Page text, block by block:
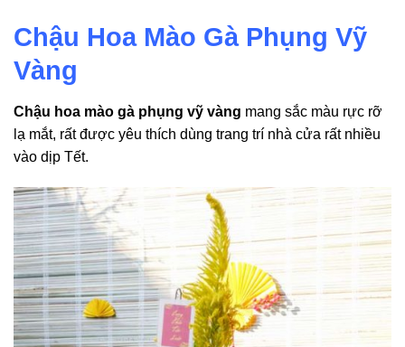
Chậu Hoa Mào Gà Phụng Vỹ
Vàng
Chậu hoa mào gà phụng vỹ vàng mang sắc màu rực rỡ
lạ mắt, rất được yêu thích dùng trang trí nhà cửa rất nhiều
vào dịp Tết.